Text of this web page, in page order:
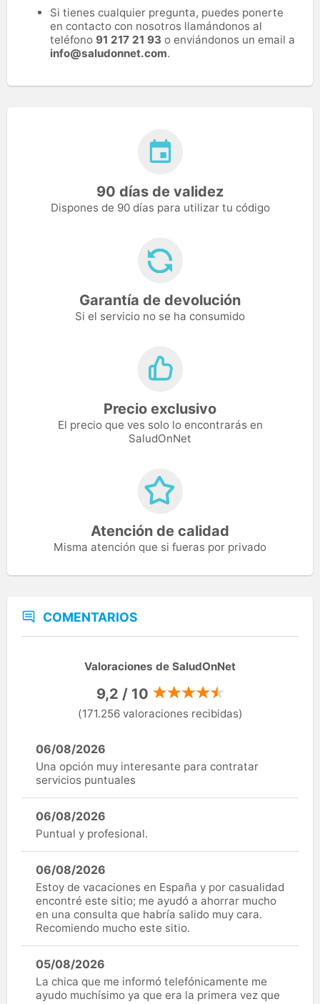
Si tienes cualquier pregunta, puedes ponerte
en contacto con nosotros llamándonos al
teléfono 91 217 21 93 o enviándonos un email a
info@saludonnet.com.
90 días de validez
Dispones de 90 días para utilizar tu código
Garantía de devolución
Si el servicio no se ha consumido
Precio exclusivo
El precio que ves solo lo encontrarás en
SaludOnNet
Atención de calidad
Misma atención que si fueras por privado
COMENTARIOS
Valoraciones de SaludOnNet
9,2 / 10
(171.256 valoraciones recibidas)
06/08/2026
Una opción muy interesante para contratar
servicios puntuales
06/08/2026
Puntual y profesional.
06/08/2026
Estoy de vacaciones en España y por casualidad
encontré este sitio; me ayudó a ahorrar mucho
en una consulta que habría salido muy cara.
Recomiendo mucho este sitio.
05/08/2026
La chica que me informó telefónicamente me
ayudo muchísimo ya que era la primera vez que